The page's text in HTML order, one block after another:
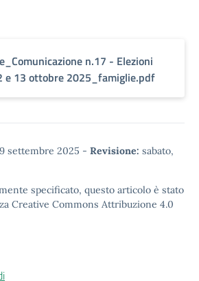
n.17 - Elezioni
e 13 ottobre 2025_famiglie.pdf
settembre 2025 - Revisione: sabato,
specificato, questo articolo è stato
Creative Commons Attribuzione 4.0